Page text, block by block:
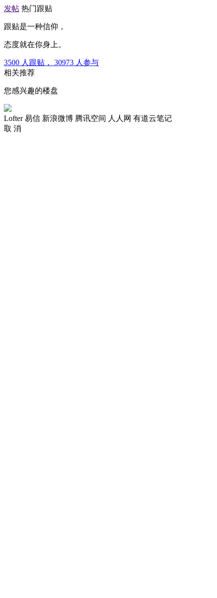
发帖 热门跟贴
跟贴是一种信仰，
态度就在你身上。
3500 人跟贴， 30973 人参与
相关推荐
您感兴趣的楼盘
Lofter 易信 新浪微博 腾讯空间 人人网 有道云笔记
取 消